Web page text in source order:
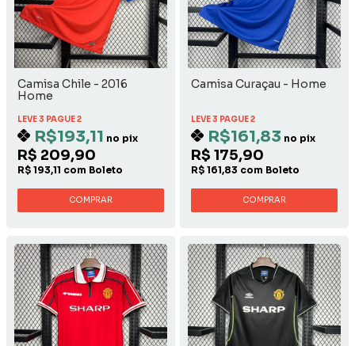
Camisa Chile - 2016
Home
LEVE 3 PAGUE 2
R$193,11 no pix
R$ 209,90
R$ 193,11 com Boleto
COMPRAR
Camisa Curaçau - Home
LEVE 3 PAGUE 2
R$161,83 no pix
R$ 175,90
R$ 161,83 com Boleto
COMPRAR